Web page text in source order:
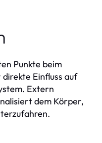
Punkte beim
Einfluss auf
Extern
dem Körper,